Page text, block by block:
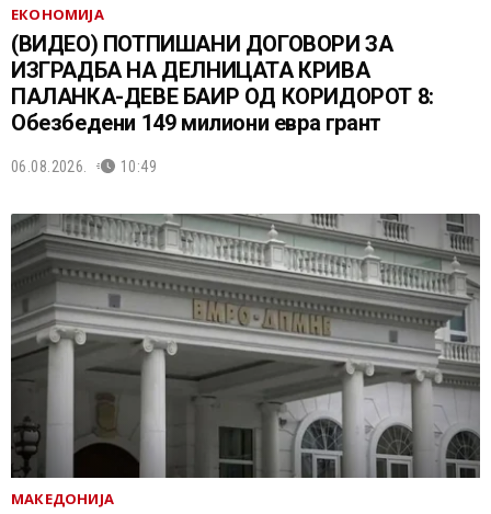
ЕКОНОМИЈА
(ВИДЕО) ПОТПИШАНИ ДОГОВОРИ ЗА
ИЗГРАДБА НА ДЕЛНИЦАТА КРИВА
ПАЛАНКА-ДЕВЕ БАИР ОД КОРИДОРОТ 8:
Обезбедени 149 милиони евра грант
06.08.2026. 10:49
МАКЕДОНИЈА